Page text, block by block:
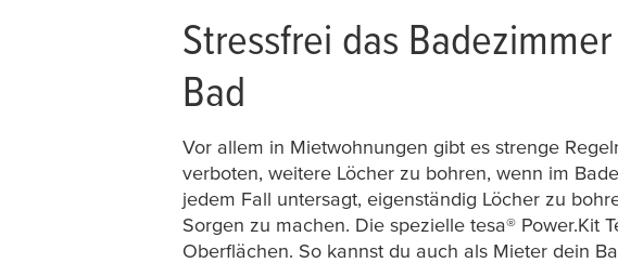
Stressfrei das
Bad
Vor allem in Mietwohnungen gibt es strenge
verboten, weitere Löcher zu bohren, wenn im
jedem Fall untersagt, eigenständig Löcher zu
Sorgen zu machen. Die spezielle tesa® Power.Kit
Oberflächen. So kannst du auch als Mieter dein